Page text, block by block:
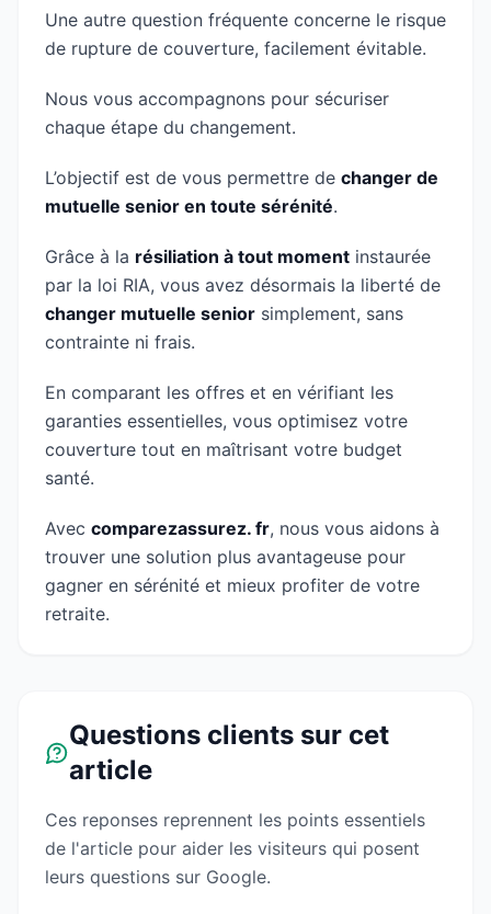
Une autre question fréquente concerne le risque
de rupture de couverture, facilement évitable.
Nous vous accompagnons pour sécuriser
chaque étape du changement.
L’objectif est de vous permettre de changer de
mutuelle senior en toute sérénité.
Grâce à la résiliation à tout moment instaurée
par la loi RIA, vous avez désormais la liberté de
changer mutuelle senior simplement, sans
contrainte ni frais.
En comparant les offres et en vérifiant les
garanties essentielles, vous optimisez votre
couverture tout en maîtrisant votre budget
santé.
Avec comparezassurez. fr, nous vous aidons à
trouver une solution plus avantageuse pour
gagner en sérénité et mieux profiter de votre
retraite.
Questions clients sur cet
article
Ces reponses reprennent les points essentiels
de l'article pour aider les visiteurs qui posent
leurs questions sur Google.